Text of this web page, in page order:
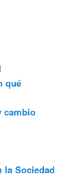
qué
cambio
la Sociedad